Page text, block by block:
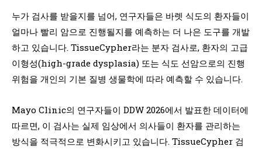
누가 검사를 받을지를 넘어, 연구자들은 바렛 식도의 환자들이
얼마나 빨리 암으로 진행될지를 예측하는 더 나은 도구를 개발
하고 있습니다. TissueCypher라는 분자 검사로, 환자의 고급
이형성(high-grade dysplasia) 또는 식도 선암으로의 진행
위험을 개인의 기본 질병 생물학에 따라 예측할 수 있습니다.
Mayo Clinic의 연구자들이 DDW 2026에서 발표한 데이터에
따르면, 이 검사는 실제 임상에서 의사들이 환자를 관리하는
방식을 적극적으로 변화시키고 있습니다. TissueCypher 검